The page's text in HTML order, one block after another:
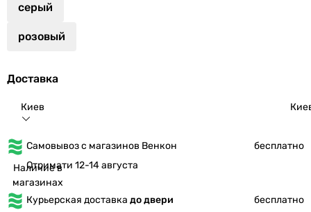
серый
розовый
Доставка
Киев
Самовывоз с магазинов Венкон
бесплатно
Наличие в
магазинах
Отримати 12-14 августа
Курьерская доставка до двери
бесплатно